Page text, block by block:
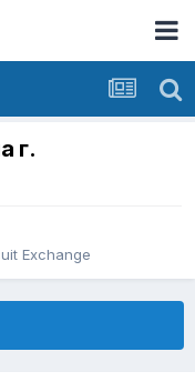
г.
Exchange